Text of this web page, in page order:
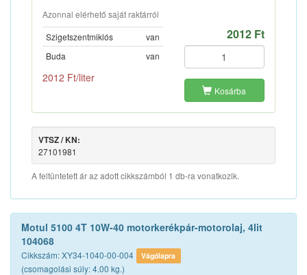
Azonnal elérhető saját raktárról
Szigetszentmiklós
van
Buda
van
2012 Ft/liter
2012 Ft
Kosárba
VTSZ / KN:
27101981
A feltüntetett ár az adott cikkszámból 1 db-ra vonatkozik.
Motul 5100 4T 10W-40 motorkerékpár-motorolaj, 4lit
104068
Cikkszám: XY34-1040-00-004 Vágólapra
(csomagolási súly: 4.00 kg.)